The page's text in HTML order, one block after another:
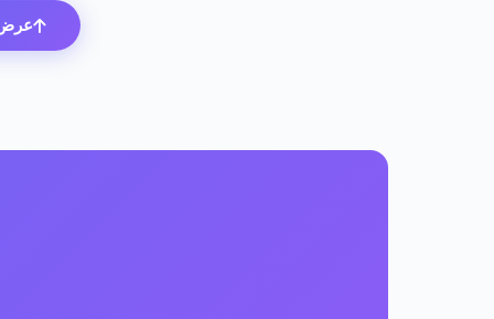
عرض